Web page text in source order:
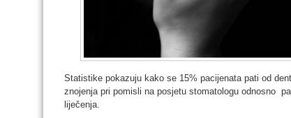
Statistike pokazuju kako se 15% pacijenata pati od
znojenja pri pomisli na posjetu stomatologu odnosno
liječenja.